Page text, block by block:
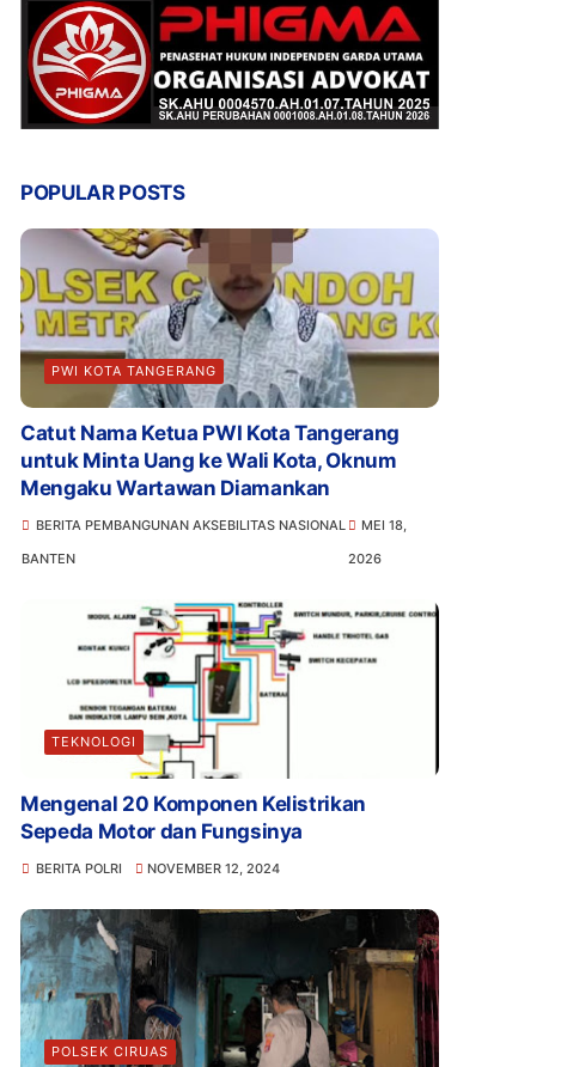
POPULAR POSTS
PWI KOTA TANGERANG
Catut Nama Ketua PWI Kota Tangerang
untuk Minta Uang ke Wali Kota, Oknum
Mengaku Wartawan Diamankan
BERITA PEMBANGUNAN AKSEBILITAS NASIONAL
BANTEN
MEI 18,
2026
TEKNOLOGI
Mengenal 20 Komponen Kelistrikan
Sepeda Motor dan Fungsinya
BERITA POLRI NOVEMBER 12, 2024
POLSEK CIRUAS